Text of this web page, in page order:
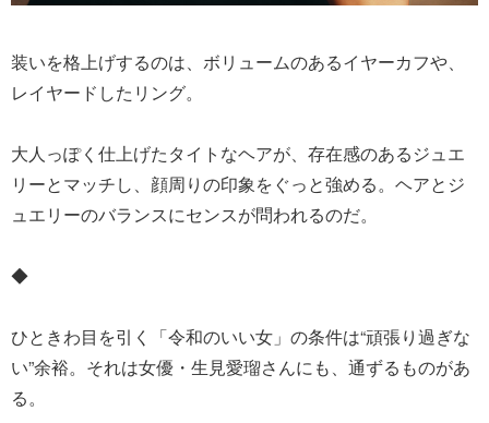
装いを格上げするのは、ボリュームのあるイヤーカフや、
レイヤードしたリング。
大人っぽく仕上げたタイトなヘアが、存在感のあるジュエ
リーとマッチし、顔周りの印象をぐっと強める。ヘアとジ
ュエリーのバランスにセンスが問われるのだ。
◆
ひときわ目を引く「令和のいい女」の条件は“頑張り過ぎな
い”余裕。それは女優・生見愛瑠さんにも、通ずるものがあ
る。